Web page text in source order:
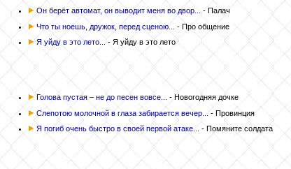
Он берёт автомат, он выводит меня во двор...
- Палач
Что ты ноешь, дружок, перед сценою...
- Про общение
Я уйду в это лето...
- Я уйду в это лето
Голова пустая – не до песен вовсе...
- Новогодняя дочке
Слепотою молочной в глаза забирается вечер...
- Провинция
Я погиб очень быстро в своей первой атаке... - Помяните солдата